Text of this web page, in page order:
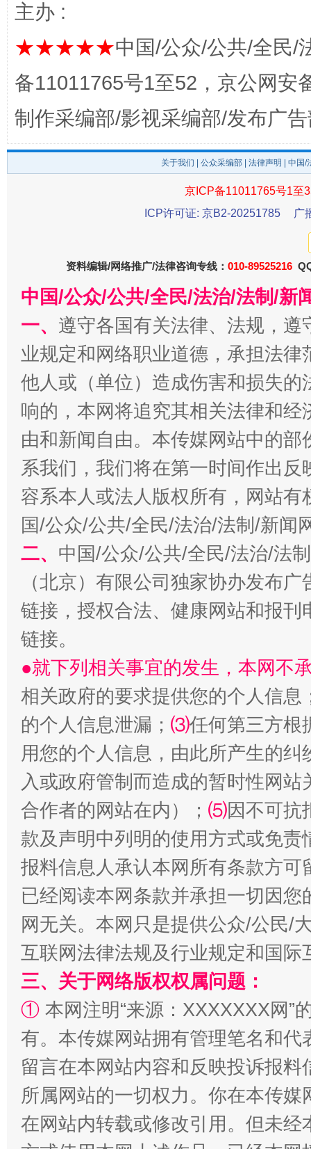
这是一记警钟！ 谢
在谋一域中谋全局
今
习近平的博鳌关键词
魏明亮
“刷贴”乱象丛生
生
解纷+调解+退费，一次搞定
主办 :
★★★★★中国/公众/公共/全民/
备11011765号1至52，京公网安
制作采编部/影视采编部/发布广
关于我们 公众采编部 法律声明 | 中国
京ICP备11011765号1至
ICP许可证: 京B2-20251785
广
资料编辑/网络推广/法律咨询专线： 010-89525216
中国/公众/公共/全民/法治/法制/新
一、 遵守各国有关法律、法规，
业规定和网络职业道德，承担法
他人或（单位）造成伤害和损失
响的，本网将追究其相关法律和
由和新闻自由。本传媒网站中的
系我们，我们将在第一时间作出
容系本人或法人版权所有，网站
国/公众/公共/全民/法治/法制/新闻
二、 中国/公众/公共/全民/法治/法
（北京）有限公司独家协办发布
链接，授权合法、健康网站和报
链接。
●就下列相关事宜的发生，本网不
相关政府的要求提供您的个人信息
的个人信息泄漏； ⑶任何第三方根
用您的个人信息，由此所产生的纠
入或政府管制而造成的暂时性网
合作者的网站在内）； ⑸因不可抗
款及声明中列明的使用方式或免责
报料信息人承认本网所有条款方
已经阅读本网条款并承担一切因
网无关。本网只是提供公众/公民/
互联网法律法规及行业规定和国
三、关于网络版权权属问题：
① 本网注明“来源：XXXXXXX网”
有。本传媒网站拥有管理笔名和
留言在本网站内容和反映投诉报
所属网站的一切权力。你在本传
在网站内转载或修改引用。但未